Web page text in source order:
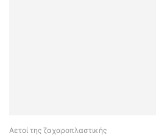
Αετοί της ζαχαροπλαστικής